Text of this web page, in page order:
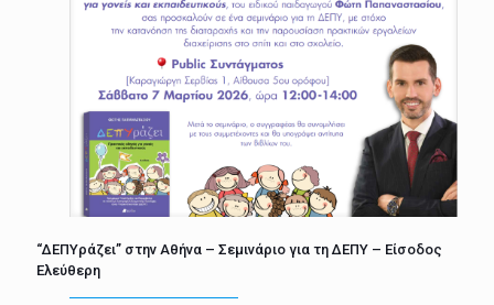
“ΔΕΠΥράζει” στην Αθήνα – Σεμινάριο για τη ΔΕΠΥ – Είσοδος
Ελεύθερη